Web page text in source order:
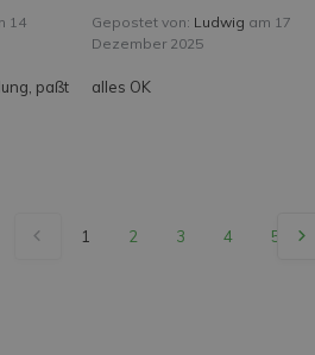
14
paßt
Gepostet von: Ludwig am 17
Dezember 2025
alles OK
1 2 3 4 5